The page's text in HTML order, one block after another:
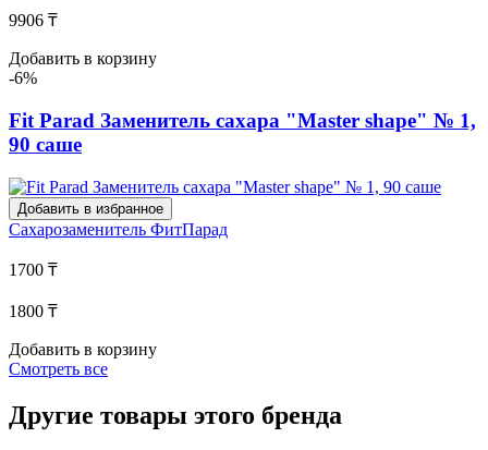
9906 ₸
Добавить в корзину
-6%
Fit Parad Заменитель сахара "Master shape" № 1,
90 саше
Добавить в избранное
Сахарозаменитель ФитПарад
1700 ₸
1800 ₸
Добавить в корзину
Смотреть все
Другие товары этого бренда